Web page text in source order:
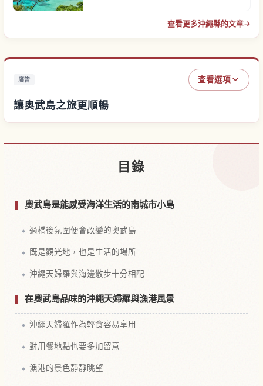
查看更多沖繩縣的文章→
廣告 查看選項
讓奥武島之旅更順暢
目錄
奧武島是能感受海洋生活的南城市小島
過橋後氛圍便會改變的奧武島
既是觀光地，也是生活的場所
沖繩天婦羅與海邊散步十分相配
在奧武島品味的沖繩天婦羅與漁港風景
沖繩天婦羅作為輕食容易享用
對用餐地點也要多加留意
漁港的景色靜靜眺望